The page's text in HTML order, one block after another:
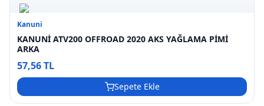
Kanuni
KANUNİ ATV200 OFFROAD 2020 AKS YAĞLAMA PİMİ
ARKA
57,56 TL
Sepete Ekle